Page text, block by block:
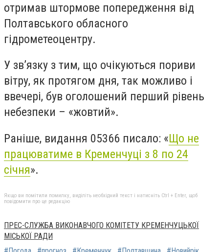
отримав штормове попередження від
Полтавського обласного
гідрометеоцентру.
У зв’язку з тим, що очікуються пориви
вітру, як протягом дня, так можливо і
ввечері, був оголошений перший рівень
небезпеки – «жовтий».
Раніше, видання 05366 писало: «Що не
працюватиме в Кременчуці з 8 по 24
січня».
Якщо ви помітили помилку, виділіть необхідний текст і натисніть Ctrl + Enter, щоб
повідомити про це редакцію
ПРЕС-СЛУЖБА ВИКОНАВЧОГО КОМІТЕТУ КРЕМЕНЧУЦЬКОЇ
МІСЬКОЇ РАДИ